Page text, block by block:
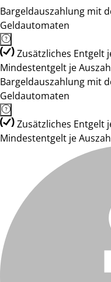
Bargeldauszahlung mit
Geldautomaten
Zusätzliches Entgelt
Mindestentgelt je
Bargeldauszahlung mit
Geldautomaten
Zusätzliches Entgelt
Mindestentgelt je